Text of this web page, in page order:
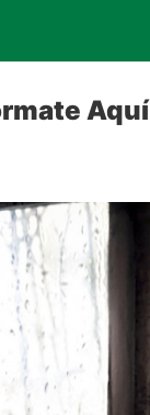
Aquí